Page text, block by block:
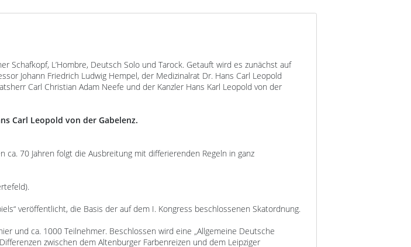
Schafkopf, L’Hombre, Deutsch Solo und Tarock. Getauft wird es zunächst auf
Johann Friedrich Ludwig Hempel, der Medizinalrat Dr. Hans Carl Leopold
Carl Christian Adam Neefe und der Kanzler Hans Karl Leopold von der
Carl Leopold von der Gabelenz.
70 Jahren folgt die Ausbreitung mit differierenden Regeln in ganz
veröffentlicht, die Basis der auf dem I. Kongress beschlossenen Skatordnung.
und ca. 1000 Teilnehmer. Beschlossen wird eine „Allgemeine Deutsche
zwischen dem Altenburger Farbenreizen und dem Leipziger